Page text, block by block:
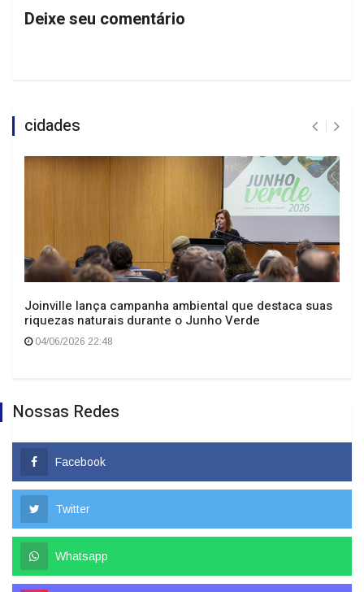
Deixe seu comentário
cidades
Joinville lança campanha ambiental que destaca suas
riquezas naturais durante o Junho Verde
04/06/2026 22:48
Nossas Redes
Facebook
Twitter
Whatsapp